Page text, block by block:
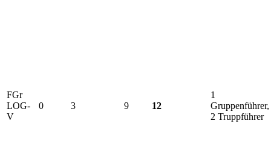
FGr
LOG-
V
0 3 9 12
1
Gruppenführer,
2 Truppführer